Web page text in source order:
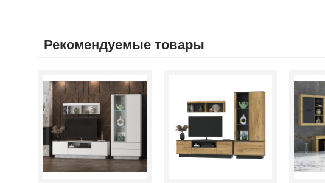
Рекомендуемые товары